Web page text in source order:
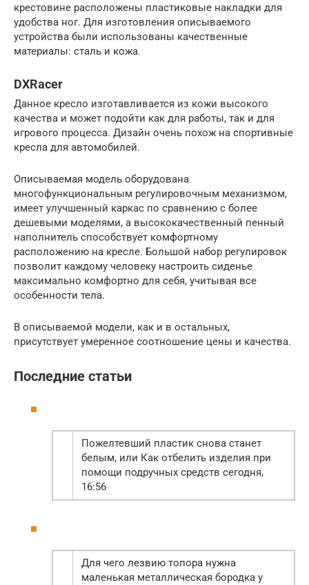
крестовине расположены пластиковые накладки для
удобства ног. Для изготовления описываемого
устройства были использованы качественные
материалы: сталь и кожа.
DXRacer
Данное кресло изготавливается из кожи высокого
качества и может подойти как для работы, так и для
игрового процесса. Дизайн очень похож на спортивные
кресла для автомобилей.
Описываемая модель оборудована
многофункциональным регулировочным механизмом,
имеет улучшенный каркас по сравнению с более
дешевыми моделями, а высококачественный пенный
наполнитель способствует комфортному
расположению на кресле. Большой набор регулировок
позволит каждому человеку настроить сиденье
максимально комфортно для себя, учитывая все
особенности тела.
В описываемой модели, как и в остальных,
присутствует умеренное соотношение цены и качества.
Последние статьи
Пожелтевший пластик снова станет
белым, или Как отбелить изделия при
помощи подручных средств сегодня,
16:56
Для чего лезвию топора нужна
маленькая металлическая бородка у